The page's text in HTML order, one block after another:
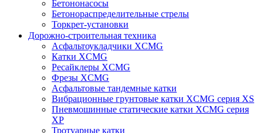
Бетононасосы
Бетонораспределительные стрелы
Торкрет-установки
Дорожно-строительная техника
Асфальтоукладчики XCMG
Катки XCMG
Ресайклеры XCMG
Фрезы XCMG
Асфальтовые тандемные катки
Вибрационные грунтовые катки XCMG серия XS
Пневмошинные статические катки XCMG серия
XP
Тротуарные катки